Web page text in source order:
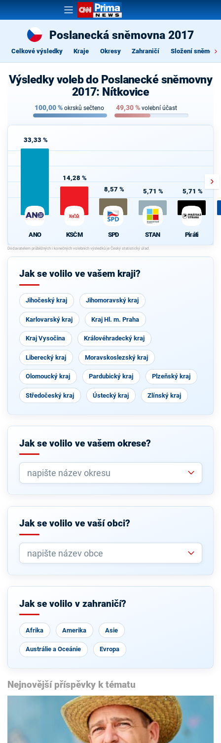
Poslanecká sněmovna 2017
Celkové výsledky Kraje Okresy Zahraničí Složení
Výsledky voleb do Poslanecké sněmovny
2017: Nítkovice
100,00% okrsků sečteno 49,30% volební účast
33,33 %
ANO
14,28 %
KSČM
8,57 %
SPD
5,71 %
STAN
5,71 %
Piráti
Jak se volilo ve vašem kraji?
Jihočeský kraj Jihomoravský kraj
Karlovarský kraj Kraj Hl. m. Praha
Kraj Vysočina Královéhradecký kraj
Liberecký kraj Moravskoslezský kraj
Olomoucký kraj Pardubický kraj Plzeňský kraj
Středočeský kraj Ústecký kraj Zlínský kraj
Jak se volilo ve vašem okrese?
Jak se volilo ve vaší obci?
Jak se volilo v zahraničí?
Afrika Amerika Asie
Austrálie a Oceánie Evropa
Nejnovější příspěvky k tématu